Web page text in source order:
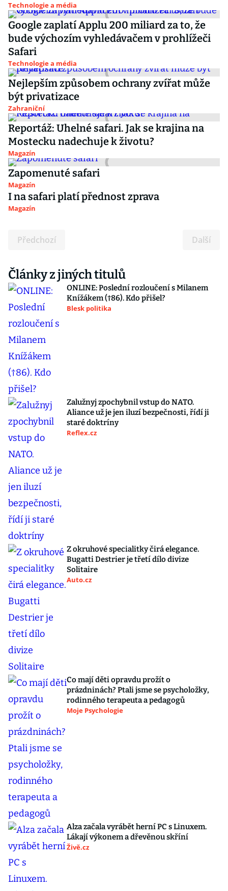
Technologie a média
Google zaplatí Applu 200 miliard za to, že
bude výchozím vyhledávačem v prohlížeči
Safari
Technologie a média
Nejlepším způsobem ochrany zvířat může
být privatizace
Zahraniční
Reportáž: Uhelné safari. Jak se krajina na
Mostecku nadechuje k životu?
Magazín
Zapomenuté safari
Magazín
I na safari platí přednost zprava
Magazín
Předchozí Další
Články z jiných titulů
ONLINE: Poslední rozloučení s Milanem
Knížákem (†86). Kdo přišel?
Blesk politika
Zalužnyj zpochybnil vstup do NATO.
Aliance už je jen iluzí bezpečnosti, řídí ji
staré doktríny
Reflex.cz
Z okruhové specialitky čirá elegance.
Bugatti Destrier je třetí dílo divize
Solitaire
Auto.cz
Co mají děti opravdu prožít o
prázdninách? Ptali jsme se psycholožky,
rodinného terapeuta a pedagogů
Moje Psychologie
Alza začala vyrábět herní PC s Linuxem.
Lákají výkonem a dřevěnou skříní
Živě.cz